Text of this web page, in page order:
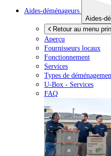
Aides-déménageurs
Aides-
Retour au menu
Aperçu
Fournisseurs locaux
Fonctionnement
Services
Types de
U-Box - Services
FAQ